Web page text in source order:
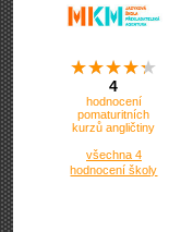
4
hodnocení
pomaturitních
kurzů angličtiny
všechna 4
hodnocení školy